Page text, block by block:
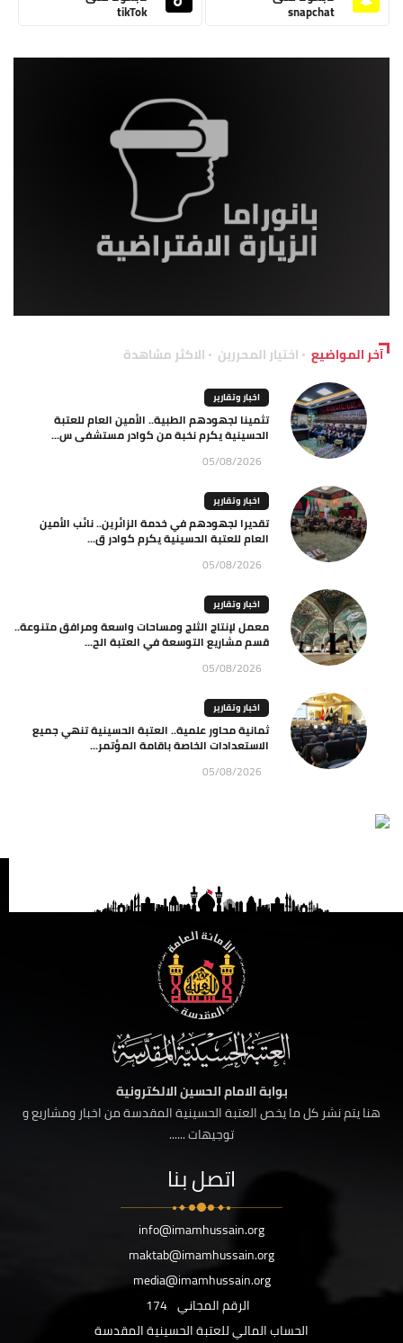
snapchat
tikTok
آخر المواضيع اختيار المحررين الاكثر مشاهدة
اخبار وتقارير
تثمينا لجهودهم الطبية.. الأمين العام للعتبة
الحسينية يكرم نخبة من كوادر مستشفى س...
05/08/2026
اخبار وتقارير
تقديرا لجهودهم في خدمة الزائرين.. نائب الأمين
العام للعتبة الحسينية يكرم كوادر ق...
05/08/2026
اخبار وتقارير
معمل لإنتاج الثلج ومساحات واسعة ومرافق متنوعة..
قسم مشاريع التوسعة في العتبة الح...
05/08/2026
اخبار وتقارير
ثمانية محاور علمية.. العتبة الحسينية تنهي جميع
الاستعدادات الخاصة باقامة المؤتمر...
05/08/2026
بوابة الامام الحسين الالكترونية
هنا يتم نشر كل ما يخص العتبة الحسينية المقدسة من اخبار ومشاريع و
توجيهات ......
اتصل بنا
info@imamhussain.org
maktab@imamhussain.org
media@imamhussain.org
الرقم المجاني 174
الحساب المالي للعتبة الحسينية المقدسة